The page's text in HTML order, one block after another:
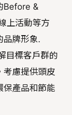
Before &
上活動等方
品牌形象.
目標客戶群的
考慮提供頭皮
保產品和節能